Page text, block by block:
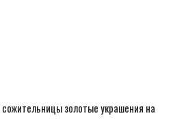
золотые украшения на